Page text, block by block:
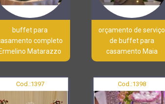
buffet para
completo
Ermelino Matarazzo
orçamento de serviço
de buffet para
casamento Maia
Cod.:1397 Cod.:1398